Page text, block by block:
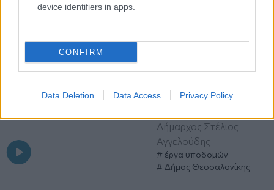
device identifiers in apps.
CONFIRM
Data Deletion Data Access Privacy Policy
μπάσκετ στην Κίμωνος
τα έξι με χορηγία της
Τι λέει σχετικά στην
Δήμαρχος Στέλιος
Αγγελούδης
έργα υποδομών
Δήμος Θεσσαλονίκης